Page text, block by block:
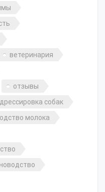
ветеринария
отзывы
дрессировка собак
молока